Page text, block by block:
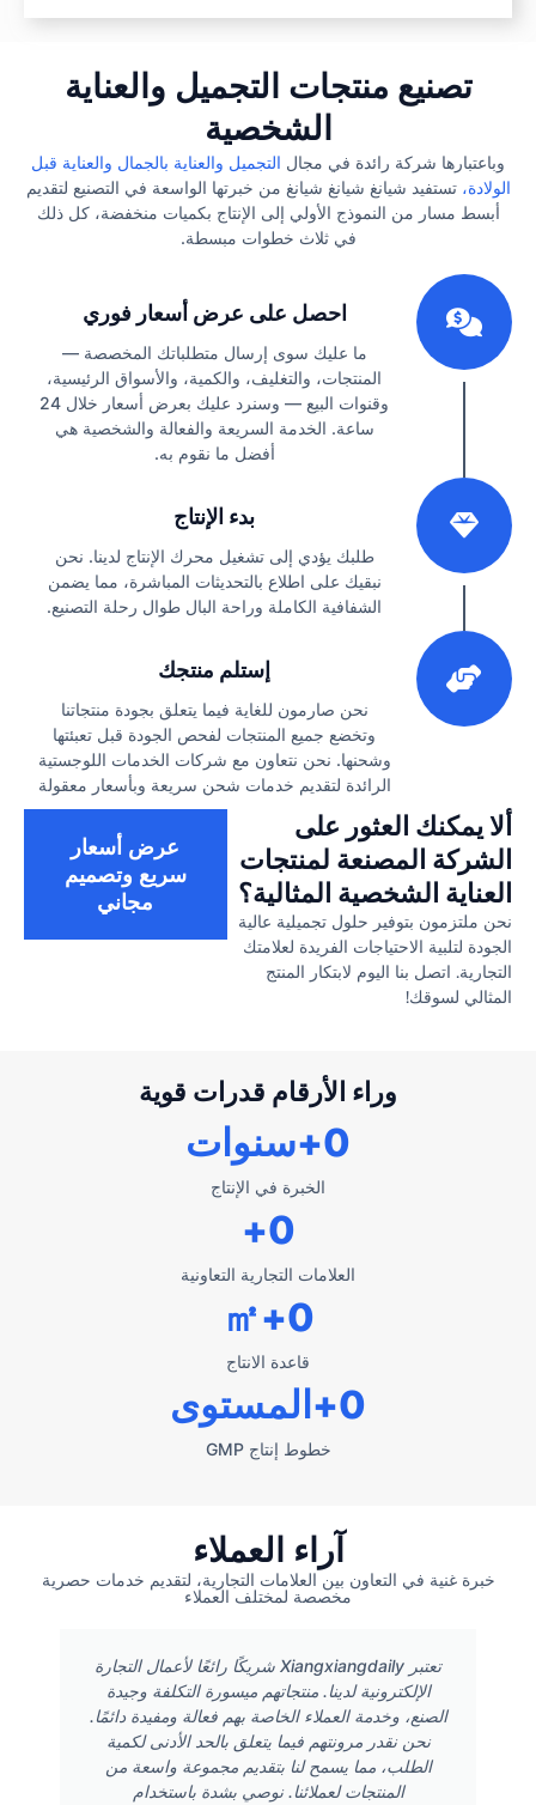
تصنيع منتجات التجميل والعناية
الشخصية
وباعتبارها شركة رائدة في مجال التجميل والعناية بالجمال والعناية قبل
الولادة، تستفيد شيانغ شيانغ شيانغ من خبرتها الواسعة في التصنيع لتقديم
أبسط مسار من النموذج الأولي إلى الإنتاج بكميات منخفضة، كل ذلك
في ثلاث خطوات مبسطة.
احصل على عرض أسعار فوري
ما عليك سوى إرسال متطلباتك المخصصة —
المنتجات، والتغليف، والكمية، والأسواق الرئيسية،
وقنوات البيع — وسنرد عليك بعرض أسعار خلال 24
ساعة. الخدمة السريعة والفعالة والشخصية هي
أفضل ما نقوم به.
بدء الإنتاج
طلبك يؤدي إلى تشغيل محرك الإنتاج لدينا. نحن
نبقيك على اطلاع بالتحديثات المباشرة، مما يضمن
الشفافية الكاملة وراحة البال طوال رحلة التصنيع.
إستلم منتجك
نحن صارمون للغاية فيما يتعلق بجودة منتجاتنا
وتخضع جميع المنتجات لفحص الجودة قبل تعبئتها
وشحنها. نحن نتعاون مع شركات الخدمات اللوجستية
الرائدة لتقديم خدمات شحن سريعة وبأسعار معقولة
ألا يمكنك العثور على
الشركة المصنعة لمنتجات
العناية الشخصية المثالية؟
نحن ملتزمون بتوفير حلول تجميلية عالية
الجودة لتلبية الاحتياجات الفريدة لعلامتك
التجارية. اتصل بنا اليوم لابتكار المنتج
المثالي لسوقك!
عرض أسعار
سريع وتصميم
مجاني
وراء الأرقام قدرات قوية
الخبرة في الإنتاج
0+سنوات
العلامات التجارية التعاونية
0
+
قاعدة الانتاج
0
+㎡
خطوط إنتاج GMP
0+المستوى
آراء العملاء
خبرة غنية في التعاون بين العلامات التجارية، لتقديم خدمات حصرية
مخصصة لمختلف العملاء
تعتبر Xiangxiangdaily شريكًا رائعًا لأعمال التجارة
الإلكترونية لدينا. منتجاتهم ميسورة التكلفة وجيدة
الصنع، وخدمة العملاء الخاصة بهم فعالة ومفيدة دائمًا.
نحن نقدر مرونتهم فيما يتعلق بالحد الأدنى لكمية
الطلب، مما يسمح لنا بتقديم مجموعة واسعة من
المنتجات لعملائنا. نوصي بشدة باستخدام